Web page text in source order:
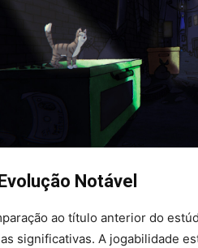
Notável
ao título anterior do
significativas. A jogabilidade